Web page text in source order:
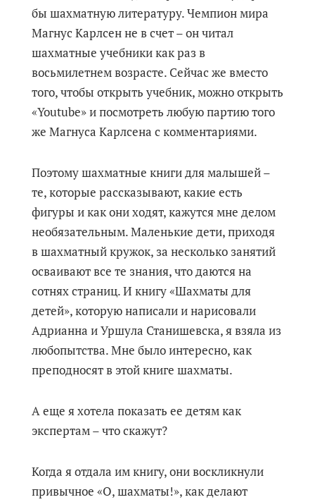
бы шахматную литературу. Чемпион мира
Магнус Карлсен не в счет – он читал
шахматные учебники как раз в
восьмилетнем возрасте. Сейчас же вместо
того, чтобы открыть учебник, можно открыть
«Youtube» и посмотреть любую партию того
же Магнуса Карлсена с комментариями.
Поэтому шахматные книги для малышей –
те, которые рассказывают, какие есть
фигуры и как они ходят, кажутся мне делом
необязательным. Маленькие дети, приходя
в шахматный кружок, за несколько занятий
осваивают все те знания, что даются на
сотнях страниц. И книгу «Шахматы для
детей», которую написали и нарисовали
Адрианна и Уршула Станишевска, я взяла из
любопытства. Мне было интересно, как
преподносят в этой книге шахматы.
А еще я хотела показать ее детям как
экспертам – что скажут?
Когда я отдала им книгу, они воскликнули
привычное «О, шахматы!», как делают